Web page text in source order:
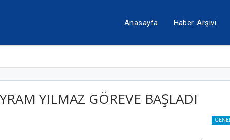
Anasayfa Haber Arşivi
YILMAZ GÖREVE BAŞLADI
GENEL